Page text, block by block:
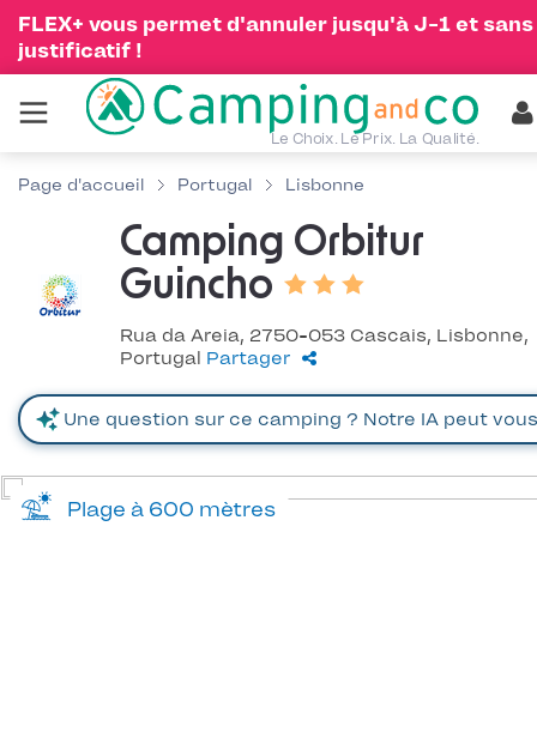
FLEX+ vous permet d'annuler jusqu'à J-1 et sans
justificatif !
Le Choix. Le Prix. La Qualité.
Page d'accueil Portugal Lisbonne
Camping Orbitur
Guincho
Rua da Areia, 2750-053 Cascais, Lisbonne,
Portugal Partager
Plage à 600 mètres